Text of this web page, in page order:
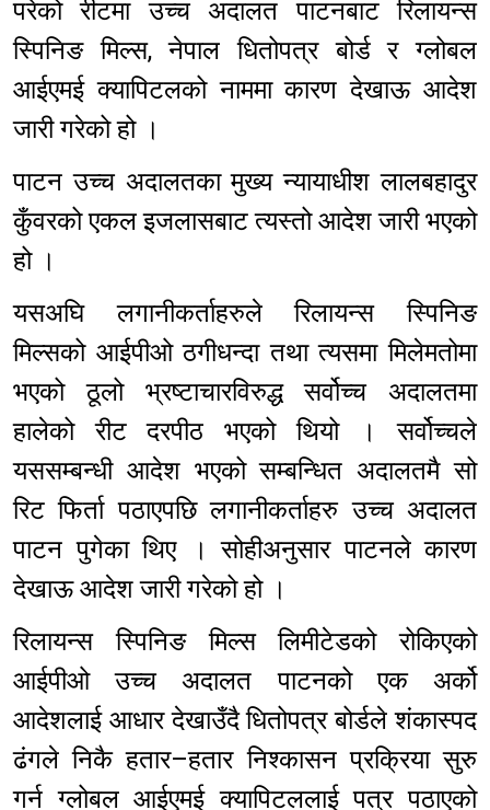
परेको रीटमा उच्च अदालत पाटनबाट रिलायन्स
स्पिनिङ मिल्स, नेपाल धितोपत्र बोर्ड र ग्लोबल
आईएमई क्यापिटलको नाममा कारण देखाऊ आदेश
जारी गरेको हो ।
पाटन उच्च अदालतका मुख्य न्यायाधीश लालबहादुर
कुँवरको एकल इजलासबाट त्यस्तो आदेश जारी भएको
हो ।
यसअघि लगानीकर्ताहरुले रिलायन्स स्पिनिङ
मिल्सको आईपीओ ठगीधन्दा तथा त्यसमा मिलेमतोमा
भएको ठूलो भ्रष्टाचारविरुद्ध सर्वोच्च अदालतमा
हालेको रीट दरपीठ भएको थियो । सर्वोच्चले
यससम्बन्धी आदेश भएको सम्बन्धित अदालतमै सो
रिट फिर्ता पठाएपछि लगानीकर्ताहरु उच्च अदालत
पाटन पुगेका थिए । सोहीअनुसार पाटनले कारण
देखाऊ आदेश जारी गरेको हो ।
रिलायन्स स्पिनिङ मिल्स लिमीटेडको रोकिएको
आईपीओ उच्च अदालत पाटनको एक अर्को
आदेशलाई आधार देखाउँदै धितोपत्र बोर्डले शंकास्पद
ढंगले निकै हतार–हतार निश्कासन प्रक्रिया सुरु
गर्न ग्लोबल आईएमई क्यापिटललाई पत्र पठाएको